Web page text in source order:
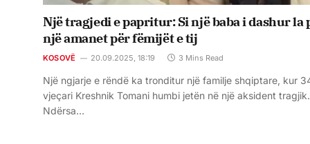
Një tragjedi e papritur: Si një baba i dashur la
një amanet për fëmijët e tij
KOSOVË 20.09.2025, 18:19 3 Mins Read
Një ngjarje e rëndë ka tronditur një familje shqiptare, kur
vjeçari Kreshnik Tomani humbi jetën në një aksident tragjik.
Ndërsa…